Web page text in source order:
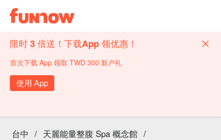
限时 3 倍送！下载App 领优惠！
首次下载 App 领取 TWD 300 新户礼
使用 App
台中 / 天麗能量整腹 Spa 概念館 /